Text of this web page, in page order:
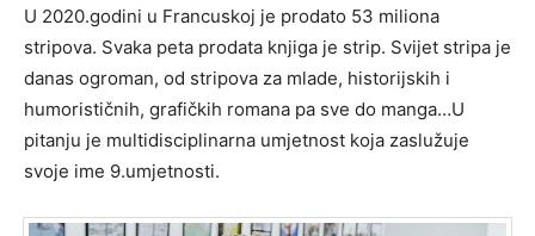
U 2020.godini u Francuskoj je prodato 53 miliona
stripova. Svaka peta prodata knjiga je strip. Svijet stripa je
danas ogroman, od stripova za mlade, historijskih i
humorističnih, grafičkih romana pa sve do manga…U
pitanju je multidisciplinarna umjetnost koja zaslužuje
svoje ime 9.umjetnosti.